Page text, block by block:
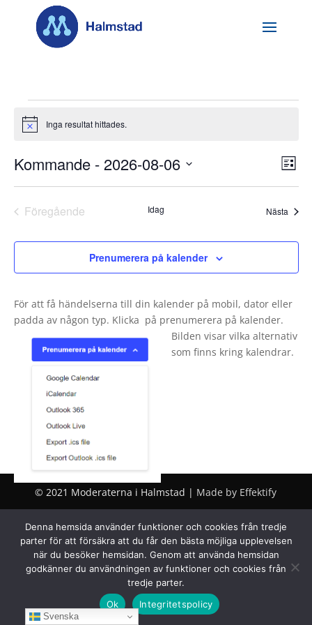
Evenemang
Notis Inga resultat hittades.
Vy-
Lista
Kommande - 2026-08-06
Föregående
Idag Nästa
Prenumerera på kalender
För att få händelserna till din kalender på mobil, dator eller
padda av någon typ. Klicka på prenumerera på kalender.
Bilden visar vilka alternativ
som finns kring kalendrar.
© 2021 Moderaterna i Halmstad | Made by Effektify
Svenska
Denna hemsida använder funktioner och cookies från tredje
parter för att försäkra att du får den bästa möjliga upplevelsen
när du besöker hemsidan. Genom att använda hemsidan
godkänner du användningen av funktioner och cookies från
tredje parter.
Ok
Integritetspolicy